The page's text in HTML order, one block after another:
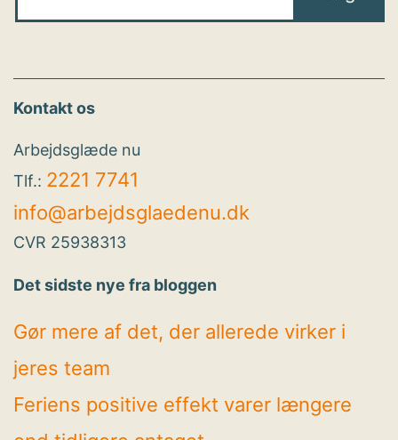
Kontakt os
Arbejdsglæde nu
Tlf.: 2221 7741
info@arbejdsglaedenu.dk
CVR 25938313
Det sidste nye fra bloggen
Gør mere af det, der allerede virker i
jeres team
Feriens positive effekt varer længere